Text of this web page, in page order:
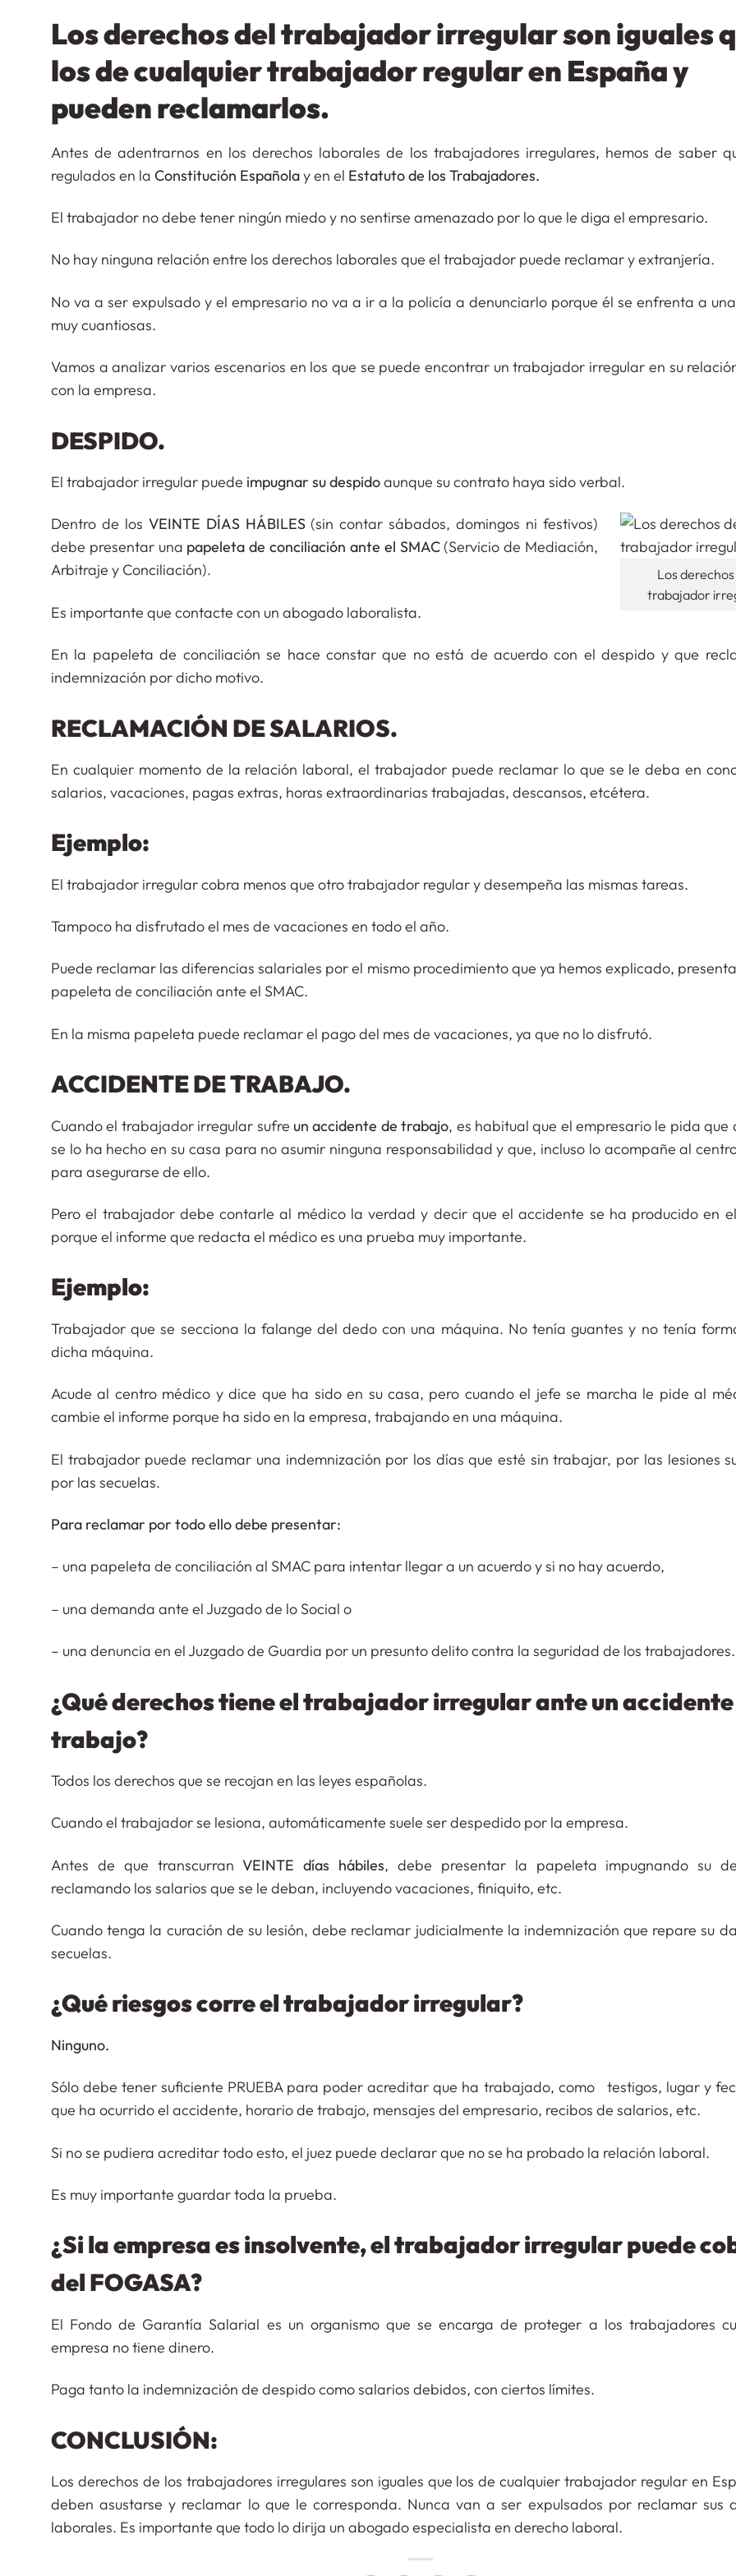
Los derechos del trabajador irregular son iguales
los de cualquier trabajador regular en España y
pueden reclamarlos.
Antes de adentrarnos en los derechos laborales de los trabajadores irregulares, hemos de saber
regulados en la Constitución Españolay en el Estatuto de los Trabajadores.
El trabajador no debe tener ningún miedo y no sentirse amenazado por lo que le diga el empresario.
No hay ninguna relación entre los derechos laborales que el trabajador puede reclamar y extranjería.
No va a ser expulsado y el empresario no va a ir a la policía a denunciarlo porque él se enfrenta a
muy cuantiosas.
Vamos a analizar varios escenarios en los que se puede encontrar un trabajador irregular en su
con la empresa.
DESPIDO.
El trabajador irregular puede impugnar su despidoaunque su contrato haya sido verbal.
Los
trabajador
Dentro de los VEINTE DÍAS HÁBILES(sin contar sábados, domingos ni festivos)
debe presentar una papeleta de conciliación ante el SMAC(Servicio de Mediación,
Arbitraje y Conciliación).
Es importante que contacte con un abogado laboralista.
En la papeleta de conciliación se hace constar que no está de acuerdo con el despido y que
indemnización por dicho motivo.
RECLAMACIÓN DE SALARIOS.
En cualquier momento de la relación laboral, el trabajador puede reclamar lo que se le deba en
salarios, vacaciones, pagas extras, horas extraordinarias trabajadas, descansos, etcétera.
Ejemplo:
El trabajador irregular cobra menos que otro trabajador regular y desempeña las mismas tareas.
Tampoco ha disfrutado el mes de vacaciones en todo el año.
Puede reclamar las diferencias salariales por el mismo procedimiento que ya hemos explicado,
papeleta de conciliación ante el SMAC.
En la misma papeleta puede reclamar el pago del mes de vacaciones, ya que no lo disfrutó.
ACCIDENTE DE TRABAJO.
Cuando el trabajador irregular sufre unaccidente de trabajo, es habitual que el empresario le pida que
se lo ha hecho en su casa para no asumir ninguna responsabilidad y que, incluso lo acompañe al
para asegurarse de ello.
Pero el trabajador debe contarle al médico la verdad y decir que el accidente se ha producido en
porque el informe que redacta el médico es una prueba muy importante.
Ejemplo:
Trabajador que se secciona la falange del dedo con una máquina. No tenía guantes y no tenía
dicha máquina.
Acude al centro médico y dice que ha sido en su casa, pero cuando el jefe se marcha le pide al
cambie el informe porque ha sido en la empresa, trabajando en una máquina.
El trabajador puede reclamar una indemnización por los días que esté sin trabajar, por las lesiones
por las secuelas.
Para reclamar por todo ello debe presentar:
– una papeleta de conciliación al SMAC para intentar llegar a un acuerdo y si no hay acuerdo,
– una demanda ante el Juzgado de lo Social o
– una denuncia en el Juzgado de Guardia por un presunto delito contra la seguridad de los trabajadores.
¿Qué derechos tiene el trabajador irregular ante un
trabajo?
Todos los derechos que se recojan en las leyes españolas.
Cuando el trabajador se lesiona, automáticamente suele ser despedido por la empresa.
Antes de que transcurranVEINTE días hábiles, debe presentar la papeleta impugnando su
reclamando los salarios que se le deban, incluyendo vacaciones, finiquito, etc.
Cuando tenga la curación de su lesión, debe reclamar judicialmente la indemnización que repare su
secuelas.
¿Qué riesgos corre el trabajador irregular?
Ninguno.
Sólo debe tener suficiente PRUEBA para poder acreditar que ha trabajado, como testigos, lugar y
que ha ocurrido el accidente, horario de trabajo, mensajes del empresario, recibos de salarios, etc.
Si no se pudiera acreditar todo esto, el juez puede declarar que no se ha probado la relación laboral.
Es muy importante guardar toda la prueba.
¿Si la empresa es insolvente, el trabajador irregular puede
del FOGASA?
El Fondo de Garantía Salarial es un organismo que se encarga de proteger a los trabajadores
empresa no tiene dinero.
Paga tanto la indemnización de despido como salarios debidos, con ciertos límites.
CONCLUSIÓN:
Los derechos de los trabajadores irregulares son iguales que los de cualquier trabajador regular en
deben asustarse y reclamar lo que le corresponda. Nunca van a ser expulsados por reclamar sus
laborales. Es importante que todo lo dirija un abogado especialista en derecho laboral.